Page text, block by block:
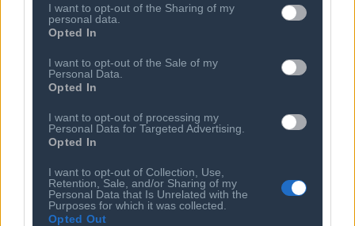
I want to opt-out of the Sharing of my
personal data.
Opted In
I want to opt-out of the Sale of my
Personal Data.
Opted In
I want to opt-out of processing my
Personal Data for Targeted Advertising.
Opted In
I want to opt-out of Collection, Use,
Retention, Sale, and/or Sharing of my
Personal Data that Is Unrelated with the
Purposes for which it was collected.
Opted Out
Επιτροπές & Ομάδες
Εκδηλώσεις
Διαβουλεύσεις
Ευκαιρίες Καριέρας
Διεθνών Οργανισμών
Έρευνες - Μελέτες
Οικονομία
Startups